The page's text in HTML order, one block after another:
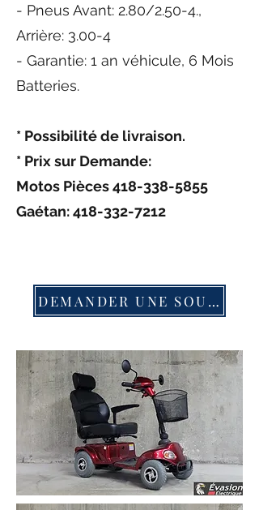
- Pneus Avant: 2.80/2.50-4.,
Arrière: 3.00-4
- Garantie: 1 an véhicule, 6 Mois
Batteries.
* Possibilité de livraison.
* Prix sur Demande:
Motos Pièces418-338-5855
Gaétan:418-332-7212
DEMANDER UNE SOUMISSION